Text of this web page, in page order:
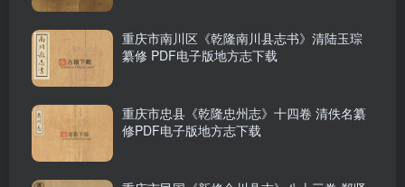
重庆市南川区《乾隆南川县志书》清陆玉琮
纂修 PDF电子版地方志下载
重庆市忠县《乾隆忠州志》十四卷 清佚名纂
修PDF电子版地方志下载